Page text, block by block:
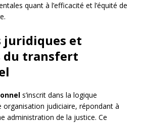
quant à l’efficacité et l’équité de
juridiques et
du transfert
s’inscrit dans la logique
judiciaire, répondant à
administration de la justice. Ce